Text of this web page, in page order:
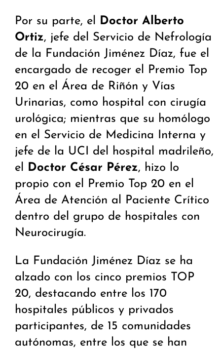
Por su parte, el
Doctor Alberto
Ortiz, jefe del Servicio de Nefrología
de la Fundación Jiménez Díaz, fue el
encargado de recoger el Premio Top
20 en el Área de Riñón y Vías
Urinarias, como hospital con cirugía
urológica; mientras que su homólogo
en el Servicio de Medicina Interna y
jefe de la UCI del hospital madrileño,
el
Doctor César Pérez, hizo lo
propio con el Premio Top 20 en el
Área de Atención al Paciente Crítico
dentro del grupo de hospitales con
Neurocirugía.
La Fundación Jiménez Díaz se ha
alzado con los cinco premios TOP
20, destacando entre los 170
hospitales públicos y privados
participantes, de 15 comunidades
autónomas, entre los que se han